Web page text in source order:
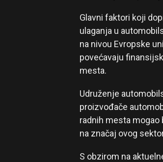
Glavni faktori koji
ulaganja u
na nivou Evropske
povećavaju
mesta.
Udruženje
proizvođače
radnih mesta
na značaj ovog
S obzirom na